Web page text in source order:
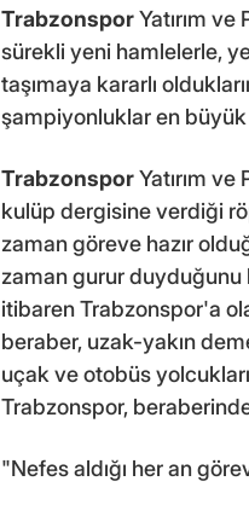
TrabzonsporYatırım ve
sürekli yeni hamlelerle,
taşımaya kararlı
şampiyonluklar en
TrabzonsporYatırım ve
kulüp dergisine verdiği
zaman göreve hazır
zaman gurur duyduğunu
itibaren Trabzonspor'a
beraber, uzak-yakın
uçak ve otobüs
Trabzonspor,
"Nefes aldığı her an